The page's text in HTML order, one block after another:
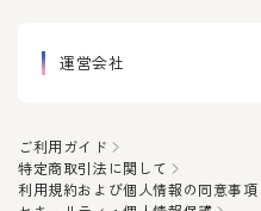
運営会社
ご利用ガイド
特定商取引法に関して
利用規約および個人情報の同意事項